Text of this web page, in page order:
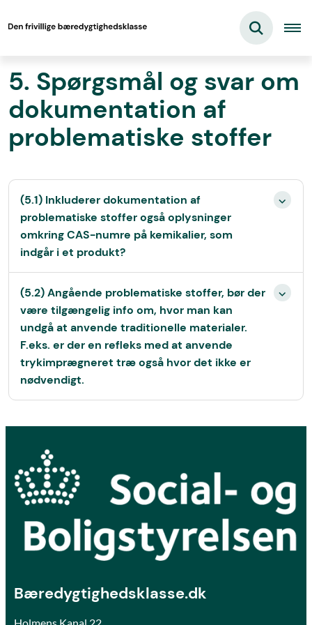
5. Spørgsmål og svar om
dokumentation af
problematiske stoffer
(5.1) Inkluderer dokumentation af
problematiske stoffer også oplysninger
omkring CAS-numre på kemikalier, som
indgår i et produkt?
(5.2) Angående problematiske stoffer, bør der
være tilgængelig info om, hvor man kan
undgå at anvende traditionelle materialer.
F.eks. er der en refleks med at anvende
trykimprægneret træ også hvor det ikke er
nødvendigt.
Bæredygtighedsklasse.dk